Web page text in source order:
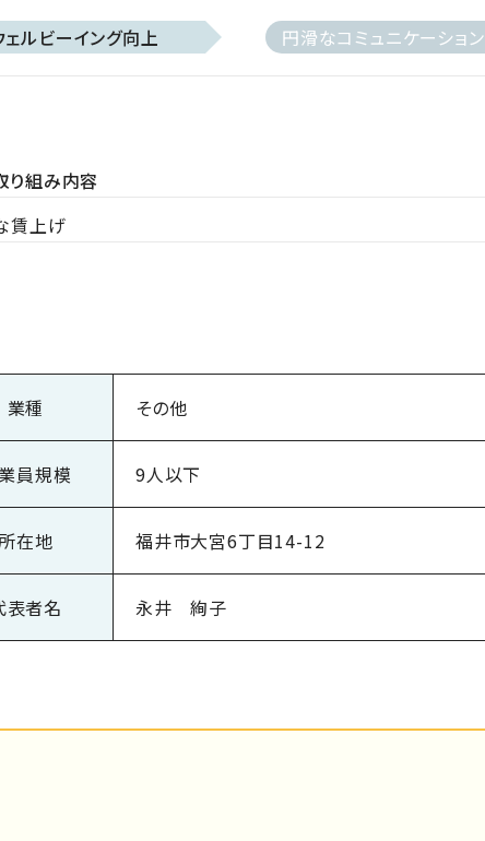
ェルビーイング向上 円滑なコミュニケーション
り組み内容
賃上げ
業種 その他
員規模 9人以下
在地 福井市大宮6丁目14-12
表者名 永井 絢子